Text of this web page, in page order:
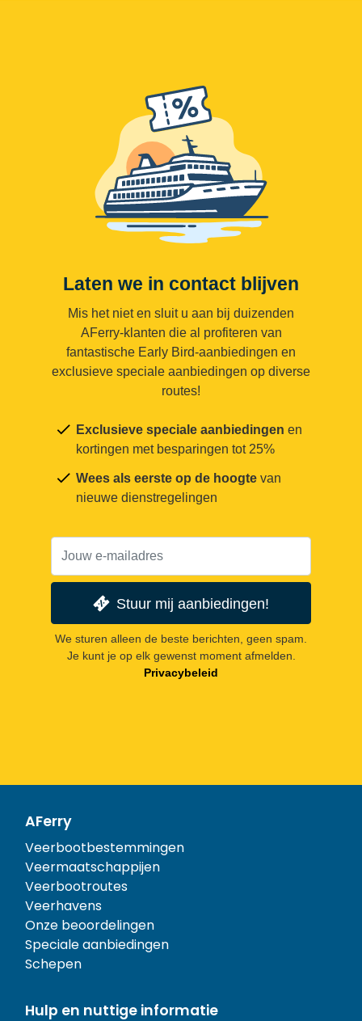
Laten we in contact blijven
Mis het niet en sluit u aan bij duizenden
AFerry-klanten die al profiteren van
fantastische Early Bird-aanbiedingen en
exclusieve speciale aanbiedingen op diverse
routes!
Exclusieve speciale aanbiedingen en
kortingen met besparingen tot 25%
Wees als eerste op de hoogte van
nieuwe dienstregelingen
Stuur mij aanbiedingen!
We sturen alleen de beste berichten, geen spam.
Je kunt je op elk gewenst moment afmelden.
Privacybeleid
AFerry
Veerbootbestemmingen
Veermaatschappijen
Veerbootroutes
Veerhavens
Onze beoordelingen
Speciale aanbiedingen
Schepen
Hulp en nuttige informatie